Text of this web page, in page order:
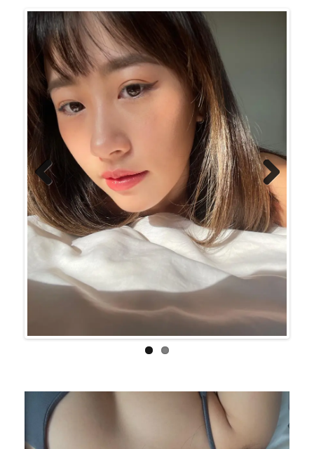
Previo
us
Next